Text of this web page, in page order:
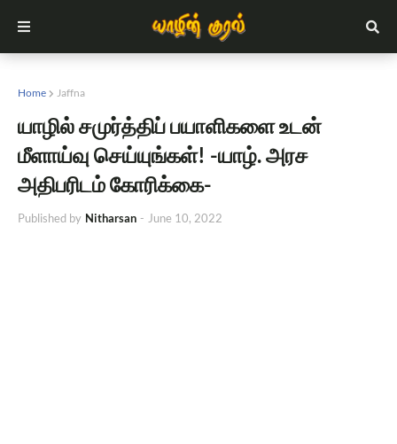
Home Jaffna
யாழில் சமுர்த்திப் பயாளிகளை உடன்
மீளாய்வு செய்யுங்கள்! -யாழ். அரச
அதிபரிடம் கோரிக்கை-
Published by Nitharsan - June 10, 2022